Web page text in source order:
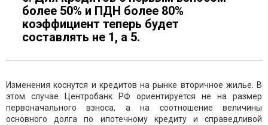
более 50% и ПДН более 80%
коэффициент теперь будет
составлять не 1, а 5.
Изменения коснутся и кредитов на рынке вторичное жилье. В
этом случае Центробанк РФ ориентируется не на размер
первоначального взноса, а на соотношение величины
основного долга по ипотечному кредиту и справедливой